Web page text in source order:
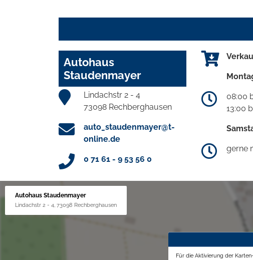
Autohaus
Staudenmayer
Lindachstr 2 - 4
73098 Rechberghausen
auto_staudenmayer@t-
online.de
0 71 61 - 9 53 56 0
08:00
13:00
gerne
Autohaus Staudenmayer
Lindachstr 2 - 4, 73098 Rechberghausen
Für die Aktivierung der